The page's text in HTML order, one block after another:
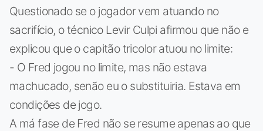
Questionado se o jogador vem atuando no
sacrifício, o técnico Levir Culpi afirmou que não e
explicou que o capitão tricolor atuou no limite:
- O Fred jogou no limite, mas não estava
machucado, senão eu o substituiria. Estava em
condições de jogo.
A má fase de Fred não se resume apenas ao que